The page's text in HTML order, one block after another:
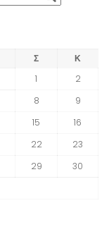
Σ
Κ
1
2
8
9
15
16
22
23
29
30